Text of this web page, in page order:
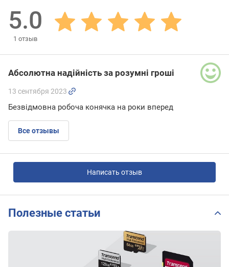
5.0
1 отзыв
Абсолютна надійність за розумні гроші
13 сентября 2023
Безвідмовна робоча конячка на роки вперед
Все отзывы
Написать отзыв
Полезные статьи